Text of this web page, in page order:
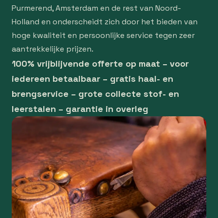
Purmerend, Amsterdam en de rest van Noord-
Holland en onderscheidt zich door het bieden van
hoge kwaliteit en persoonlijke service tegen zeer
aantrekkelijke prijzen.
100% vrijblijvende offerte op maat – voor
iedereen betaalbaar – gratis haal- en
brengservice – grote collecte stof- en
leerstalen – garantie in overleg